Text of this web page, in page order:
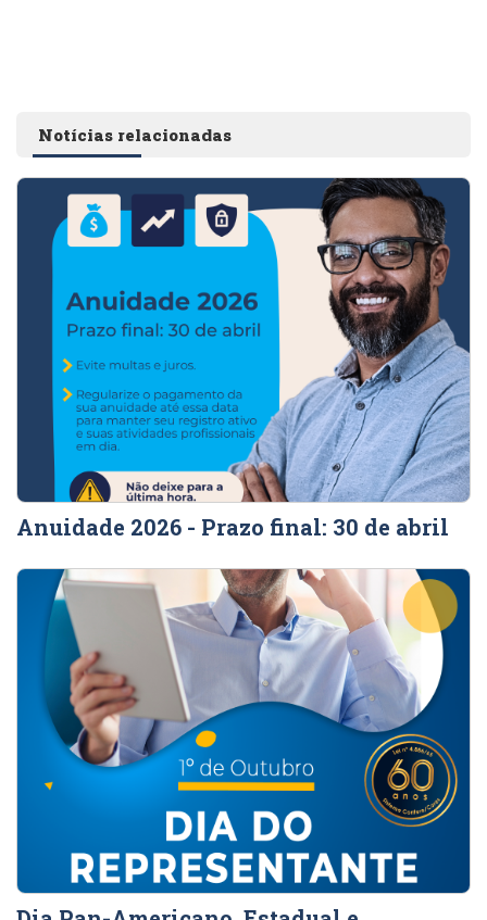
Notícias relacionadas
Anuidade 2026 - Prazo final: 30 de abril